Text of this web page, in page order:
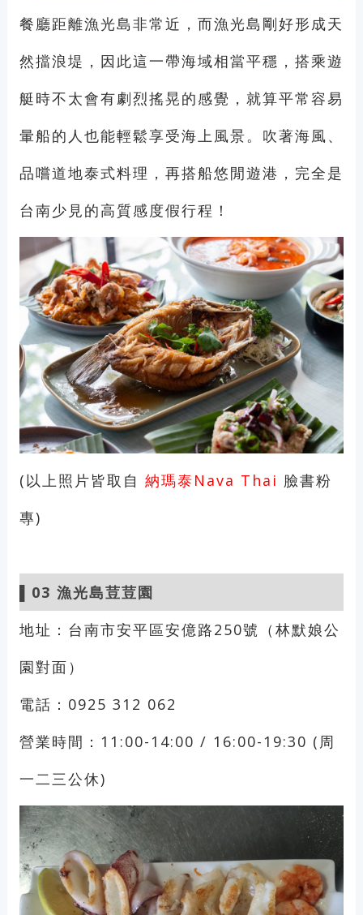
餐廳距離漁光島非常近，而漁光島剛好形成天
然擋浪堤，因此這一帶海域相當平穩，搭乘遊
艇時不太會有劇烈搖晃的感覺，就算平常容易
暈船的人也能輕鬆享受海上風景。吹著海風、
品嚐道地泰式料理，再搭船悠閒遊港，完全是
台南少見的高質感度假行程！
(以上照片皆取自 納瑪泰Nava Thai 臉書粉
專)
▌03 漁光島荳荳園
地址：台南市安平區安億路250號（林默娘公
園對面）
電話：0925 312 062
營業時間：11:00-14:00 / 16:00-19:30 (周
一二三公休)